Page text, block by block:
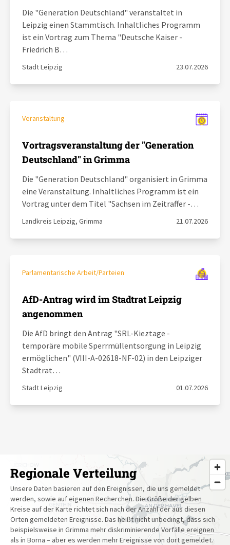
Die "Generation Deutschland" veranstaltet in
Leipzig einen Stammtisch. Inhaltliches Programm
ist ein Vortrag zum Thema "Deutsche Kaiser -
Friedrich B…
Stadt Leipzig 23.07.2026
Veranstaltung
Vortragsveranstaltung der "Generation
Deutschland" in Grimma
Die "Generation Deutschland" organisiert in Grimma
eine Veranstaltung. Inhaltliches Programm ist ein
Vortrag unter dem Titel "Sachsen im Zeitraffer -…
Landkreis Leipzig, Grimma 21.07.2026
Parlamentarische Arbeit/Parteien
AfD-Antrag wird im Stadtrat Leipzig
angenommen
Die AfD bringt den Antrag "SRL-Kieztage -
temporäre mobile Sperrmüllentsorgung in Leipzig
ermöglichen" (VIII-A-02618-NF-02) in den Leipziger
Stadtrat…
Stadt Leipzig 01.07.2026
Regionale Verteilung
Unsere Daten basieren auf den Ereignissen, die uns gemeldet
werden, sowie auf eigenen Recherchen. Die Größe der gelben
Kreise auf der Karte richtet sich nach der Anzahl der aus diesen
Orten gemeldeten Ereignisse. Das heißt nicht unbedingt, dass sich
beispielsweise in Grimma mehr diskriminierende Vorfälle ereignen
als in Borna – aber es werden mehr Ereignisse von dort gemeldet.